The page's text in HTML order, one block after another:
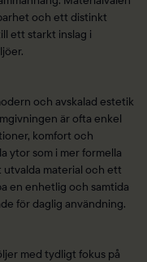
och ett distinkt
ett starkt inslag i
och avskalad estetik
är ofta enkel
komfort och
ytor som i mer formella
utvalda material och ett
en enhetlig och samtida
för daglig användning.
med tydligt fokus på